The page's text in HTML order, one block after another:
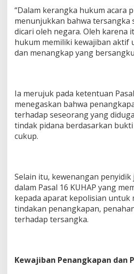
“Dalam kerangka hukum acara
menunjukkan bahwa tersangka
dicari oleh negara. Oleh karena
hukum memiliki kewajiban aktif
dan menangkap yang
Ia merujuk pada ketentuan
menegaskan bahwa
terhadap seseorang yang
tindak pidana berdasarkan
cukup.
Selain itu, kewenangan
dalam Pasal 16 KUHAP yang
kepada aparat kepolisian untuk
tindakan penangkapan,
terhadap tersangka.
Kewajiban Penangkapan dan